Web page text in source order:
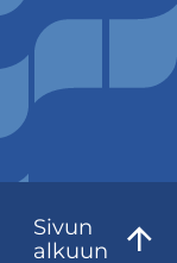
Sivun
al­kuun